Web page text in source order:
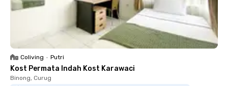
Coliving • Putri
Kost Permata Indah Kost Karawaci
Binong, Curug